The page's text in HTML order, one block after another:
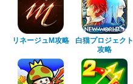
リネージュM攻略
白猫プロジェクト
攻略